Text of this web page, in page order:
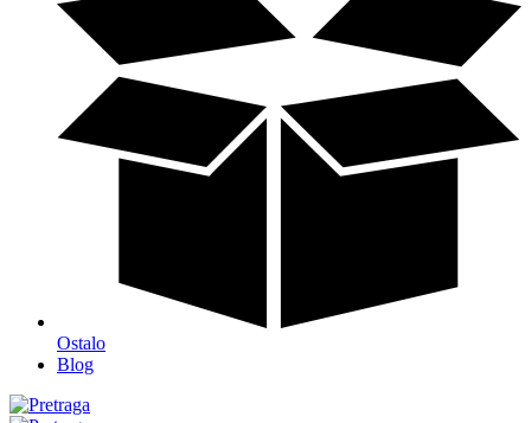
Ostalo
Blog